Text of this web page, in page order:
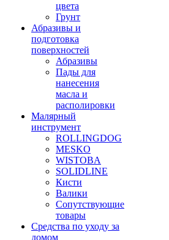
цвета
Грунт
Абразивы и
подготовка
поверхностей
Абразивы
Пады для
нанесения
масла и
располировки
Малярный
инструмент
ROLLINGDOG
MESKO
WISTOBA
SOLIDLINE
Кисти
Валики
Сопутствующие
товары
Средства по уходу за
домом